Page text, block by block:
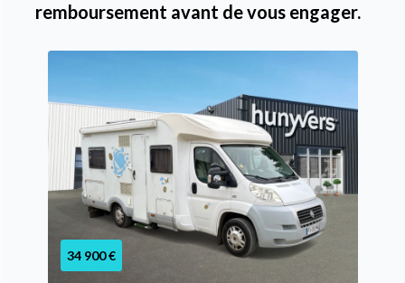
remboursement avant de vous engager.
34 900 €